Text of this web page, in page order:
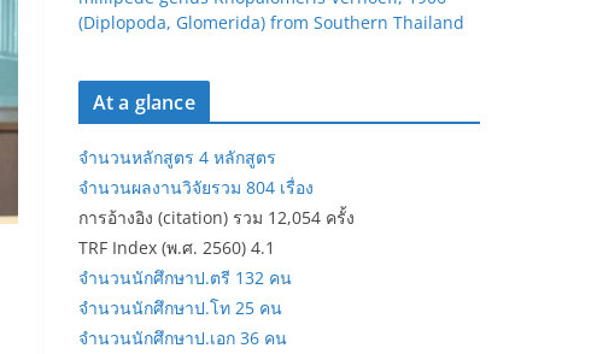
(Diplopoda, Glomerida) from Southern Thailand
At a glance
จำนวนหลักสูตร 4 หลักสูตร
จำนวนผลงานวิจัยรวม 804 เรื่อง
การอ้างอิง (citation) รวม 12,054 ครั้ง
TRF Index (พ.ศ. 2560) 4.1
จำนวนนักศึกษาป.ตรี 132 คน
จำนวนนักศึกษาป.โท 25 คน
จำนวนนักศึกษาป.เอก 36 คน